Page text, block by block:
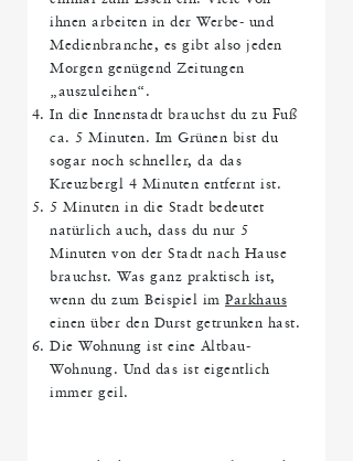
ihnen arbeiten in der Werbe- und
Medienbranche, es gibt also jeden
Morgen genügend Zeitungen
„auszuleihen“.
In die Innenstadt brauchst du zu Fuß
ca. 5 Minuten. Im Grünen bist du
sogar noch schneller, da das
Kreuzbergl 4 Minuten entfernt ist.
5 Minuten in die Stadt bedeutet
natürlich auch, dass du nur 5
Minuten von der Stadt nach Hause
brauchst. Was ganz praktisch ist,
wenn du zum Beispiel im Parkhaus
einen über den Durst getrunken hast.
Die Wohnung ist eine Altbau-
Wohnung. Und das ist eigentlich
immer geil.